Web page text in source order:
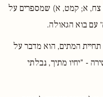
צח, א; קמט, א) שמספרים על
עם בוא הגאולה.
תחיית המתים, הוא מדבר על
- "יחיו מתיך, נבלתי